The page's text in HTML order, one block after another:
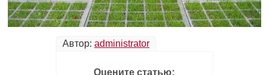
Автор: administrator
Оцените статью: